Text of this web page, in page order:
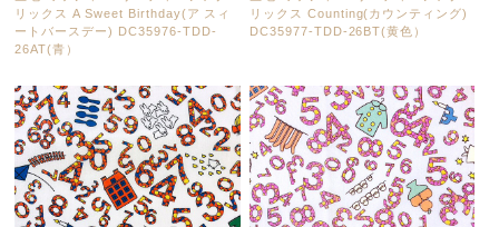
リックス A Sweet Birthday(ア スィ
ートバースデー) DC35976-TDD-
26AT(青）
リックス Counting(カウンティング)
DC35977-TDD-26BT(黄色）